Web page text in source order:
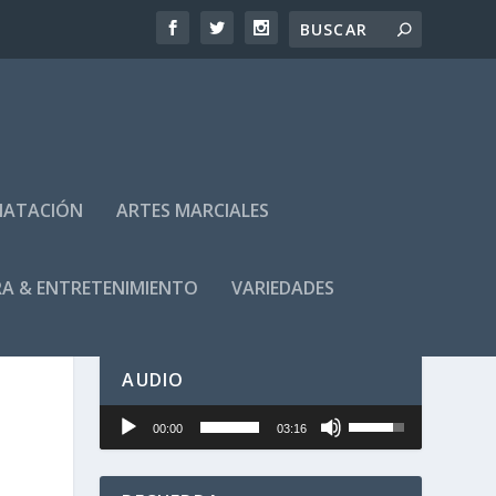
ARTES MARCIALES
& ENTRETENIMIENTO VARIEDADES
AUDIO
Reproductor
de
00:00 03:16
t
i
l